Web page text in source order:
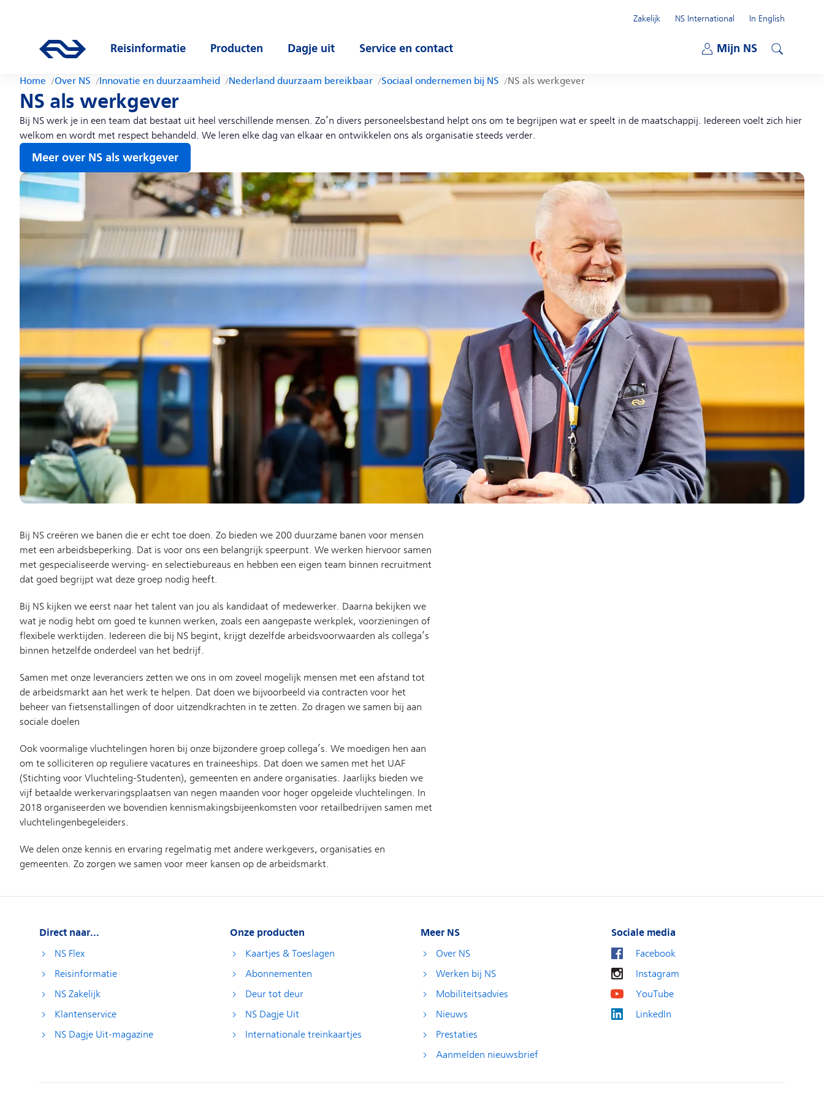
Ga naar de homepage van ns.nl
Reisinformatie
Producten
Dagje uit
Service en contact
Mijn NS
Zakelijk
NS International
In English
Home Over NS Innovatie en duurzaamheid Nederland duurzaam bereikbaar Sociaal ondernemen bij NS NS als werkgever
NS als werkgever
Bij NS werk je in een team dat bestaat uit heel verschillende mensen. Zo’n divers personeelsbestand helpt ons om te begrijpen wat er speelt in de maatschappij. Iedereen voelt zich hier
welkom en wordt met respect behandeld. We leren elke dag van elkaar en ontwikkelen ons als organisatie steeds verder.
Meer over NS als werkgever
Direct naar...
NS Flex
Reisinformatie
NS Zakelijk
Klantenservice
NS Dagje Uit-magazine
Onze producten
Kaartjes & Toeslagen
Abonnementen
Deur tot deur
NS Dagje Uit
Internationale treinkaartjes
Meer NS
Over NS
Werken bij NS
Mobiliteitsadvies
Nieuws
Prestaties
Aanmelden nieuwsbrief
Sociale media
Facebook
Instagram
YouTube
LinkedIn